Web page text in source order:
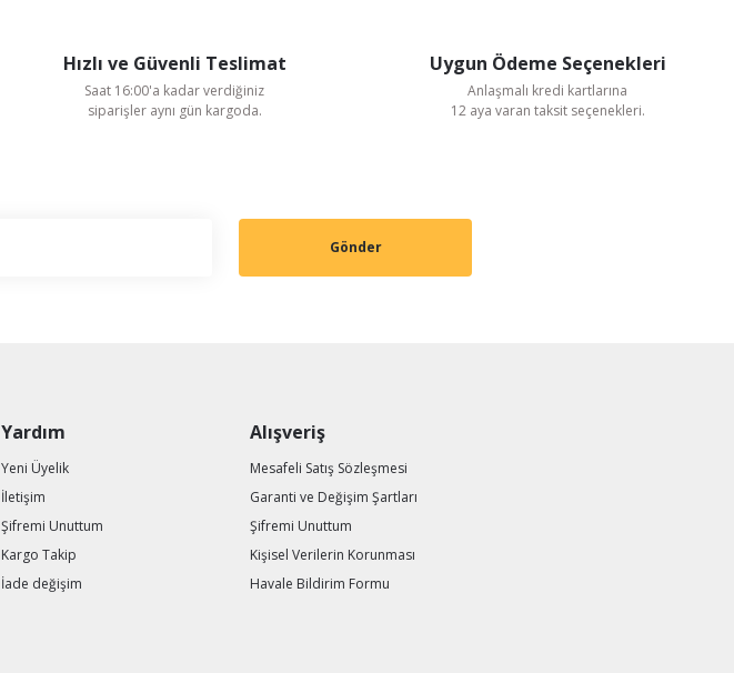
Hızlı ve Güvenli Teslimat
Saat 16:00'a kadar verdiğiniz
siparişler aynı gün kargoda.
Uygun Ödeme Seçenekleri
Anlaşmalı kredi kartlarına
12 aya varan taksit seçenekleri.
Gönder
Yardım
Yeni Üyelik
İletişim
Şifremi Unuttum
Kargo Takip
İade değişim
Alışveriş
Mesafeli Satış Sözleşmesi
Garanti ve Değişim Şartları
Şifremi Unuttum
Kişisel Verilerin Korunması
Havale Bildirim Formu